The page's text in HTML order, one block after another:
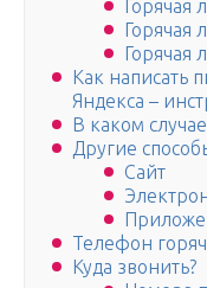
Горячая
Горячая
Горячая
Как написать
Яндекса –
В каком
Другие
Сайт
Телефон
Куда звонить?